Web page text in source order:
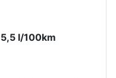
l/100km